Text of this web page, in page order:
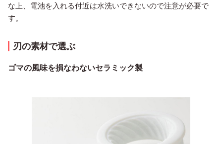
な上、電池を入れる付近は水洗いできないので注意が必要で
す。
刃の素材で選ぶ
ゴマの風味を損なわないセラミック製